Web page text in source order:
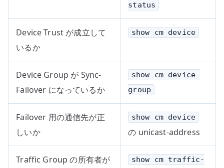
status
Device Trust が成立して
いるか
show cm device
Device Group が Sync-
Failover になっているか
show cm device-
group
Failover 用の通信先が正
しいか
show cm device
の unicast-address
Traffic Group の所有者が
show cm traffic-